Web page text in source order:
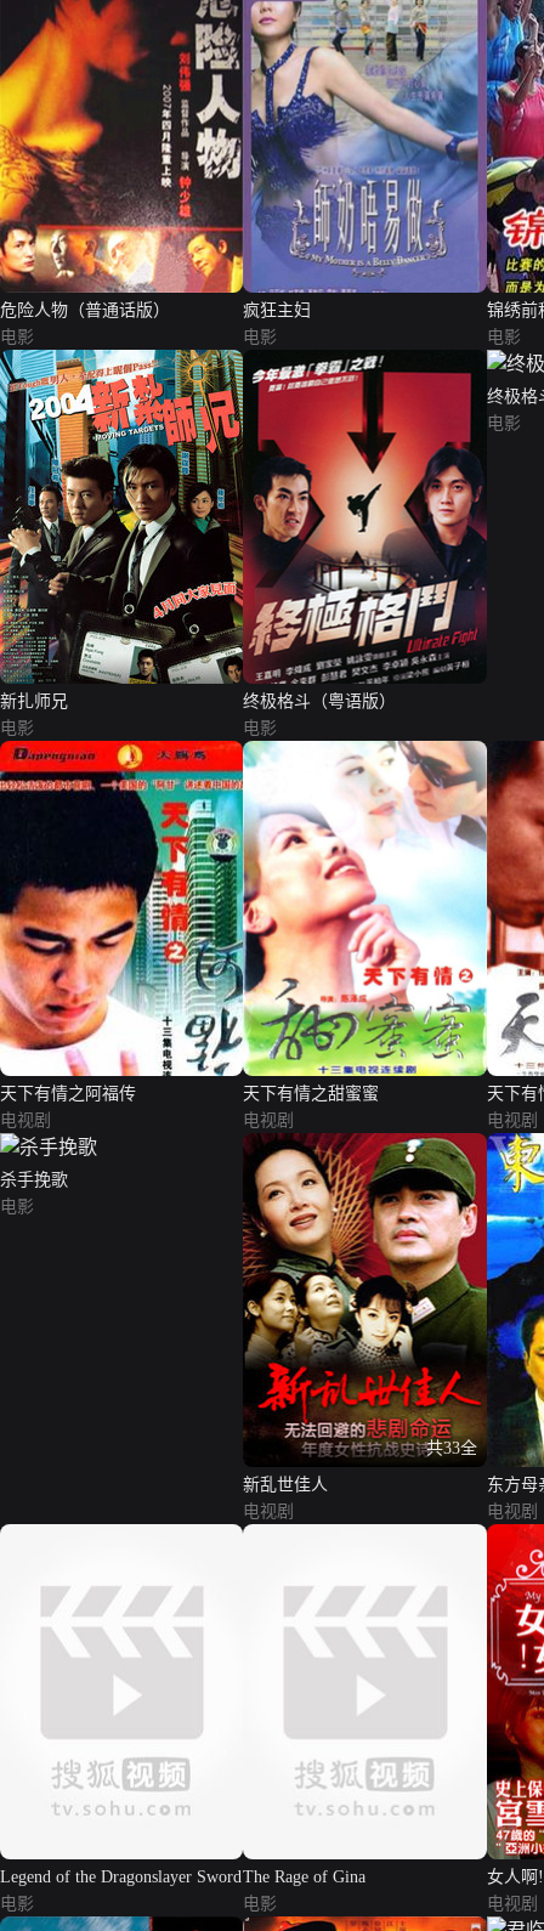
危险人物（普通话版）
电影
疯狂主妇
电影
锦绣前
电影
新扎师兄
电影
终极格斗（粤语版）
电影
终极格
电影
天下有情之阿福传
电视剧
天下有情之甜蜜蜜
电视剧
天下有
电视剧
杀手挽歌
电影
共33全
新乱世佳人
电视剧
东方母
电视剧
Legend of the Dragonslayer Sword
电影
The Rage of Gina
电影
女人啊
电视剧